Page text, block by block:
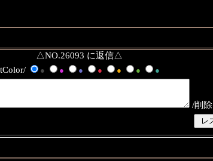
△NO.26093 に返信△
● ● ● ● ● ● ●
/削